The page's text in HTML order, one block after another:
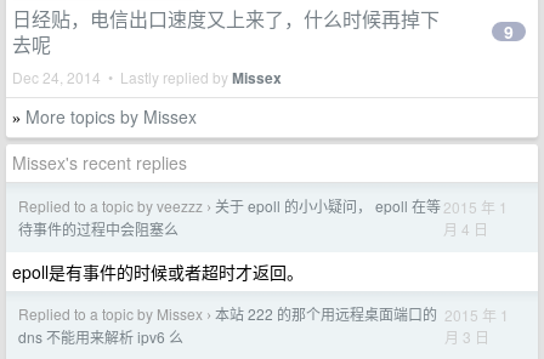
日经贴，电信出口速度又上来了，什么时候再掉下
去呢
Dec 24, 2014 • Lastly replied byMissex
9
» More topics by Missex
Missex's recent replies
Replied to a topic by veezzz › 关于 epoll 的小小疑问， epoll 在等
待事件的过程中会阻塞么
2015 年 1
月 4 日
epoll是有事件的时候或者超时才返回。
Replied to a topic by Missex › 本站 222 的那个用远程桌面端口的
dns 不能用来解析 ipv6 么
2015 年 1
月 3 日